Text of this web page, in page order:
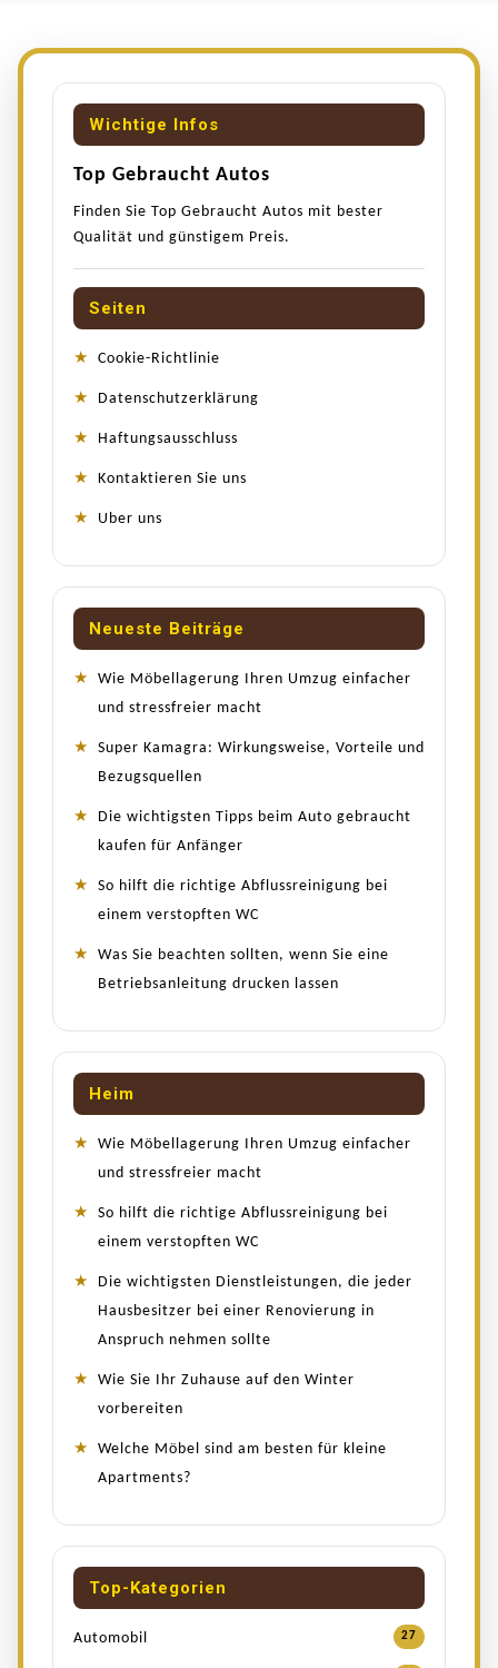
Wichtige Infos
Top Gebraucht Autos
Finden Sie Top Gebraucht Autos mit bester
Qualität und günstigem Preis.
Seiten
Cookie-Richtlinie
Datenschutzerklärung
Haftungsausschluss
Kontaktieren Sie uns
Uber uns
Neueste Beiträge
Wie Möbellagerung Ihren Umzug einfacher
und stressfreier macht
Super Kamagra: Wirkungsweise, Vorteile und
Bezugsquellen
Die wichtigsten Tipps beim Auto gebraucht
kaufen für Anfänger
So hilft die richtige Abflussreinigung bei
einem verstopften WC
Was Sie beachten sollten, wenn Sie eine
Betriebsanleitung drucken lassen
Heim
Wie Möbellagerung Ihren Umzug einfacher
und stressfreier macht
So hilft die richtige Abflussreinigung bei
einem verstopften WC
Die wichtigsten Dienstleistungen, die jeder
Hausbesitzer bei einer Renovierung in
Anspruch nehmen sollte
Wie Sie Ihr Zuhause auf den Winter
vorbereiten
Welche Möbel sind am besten für kleine
Apartments?
Top-Kategorien
Automobil 27